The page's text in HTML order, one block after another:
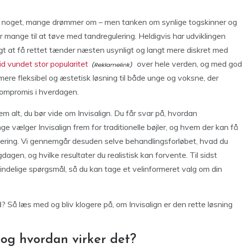
mange drømmer om – men tanken om synlige togskinner og
til at tøve med tandregulering. Heldigvis har udviklingen
at få rettet tænder næsten usynligt og langt mere diskret med
vundet stor popularitet
over hele verden, og med god
fleksibel og æstetisk løsning til både unge og voksne, der
i hverdagen.
alt, du bør vide om Invisalign. Du får svar på, hvordan
vælger Invisalign frem for traditionelle bøjler, og hvem der kan få
Vi gennemgår desuden selve behandlingsforløbet, hvad du
og hvilke resultater du realistisk kan forvente. Til sidst
spørgsmål, så du kan tage et velinformeret valg om din
Så læs med og bliv klogere på, om Invisalign er den rette løsning
hvordan virker det?